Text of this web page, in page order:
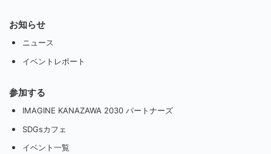
お知らせ
ニュース
イベントレポート
参加する
IMAGINE KANAZAWA 2030 パートナーズ
SDGsカフェ
イベント一覧